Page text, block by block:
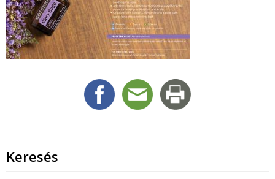
Keresés